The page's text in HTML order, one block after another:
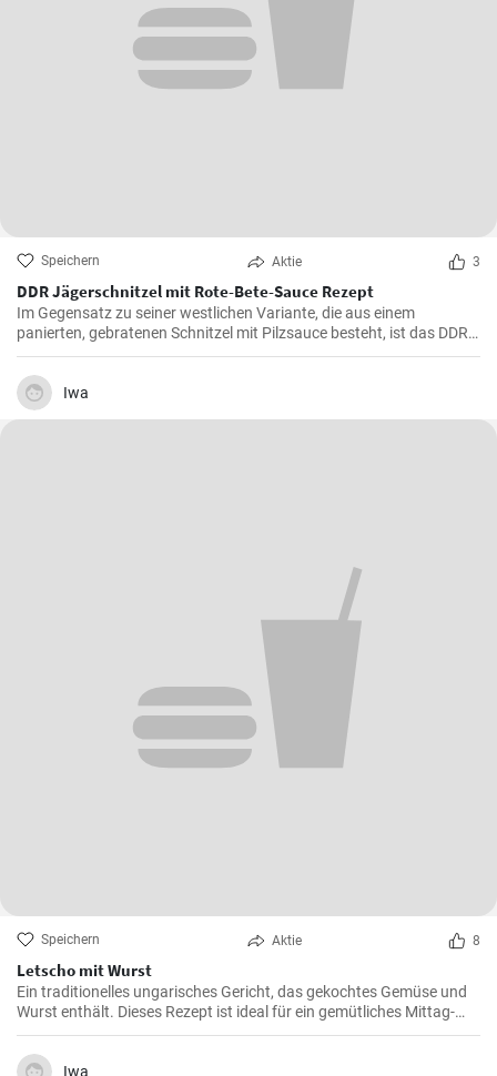
Speichern Aktie 3
DDR Jägerschnitzel mit Rote-Bete-Sauce Rezept
Im Gegensatz zu seiner westlichen Variante, die aus einem
panierten, gebratenen Schnitzel mit Pilzsauce besteht, ist das DDR-
Jägerschnitzel ein paniertes Jagdwurstschnitzel mit
Tomatensauce. Ein deftiges und schnelles Gericht, das eine
Mahlzeit für die ganze Familie oder Freunde bietet.
Iwa
Speichern Aktie 8
Letscho mit Wurst
Ein traditionelles ungarisches Gericht, das gekochtes Gemüse und
Wurst enthält. Dieses Rezept ist ideal für ein gemütliches Mittag-
oder Abendessen.
Iwa